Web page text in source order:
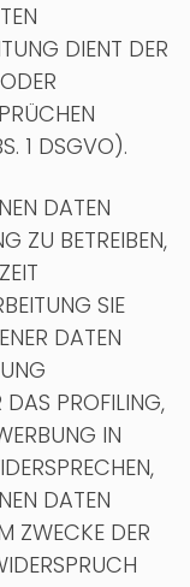
DIENT DER
1 DSGVO).
DATEN
ZU BETREIBEN,
SIE
DATEN
DAS PROFILING,
IN
DATEN
ZWECKE DER